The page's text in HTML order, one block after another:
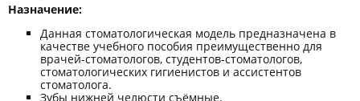
Назначение:
Данная стоматологическая модель предназначена в
качестве учебного пособия преимущественно для
врачей-стоматологов, студентов-стоматологов,
стоматологических гигиенистов и ассистентов
стоматолога.
Зубы нижней челюсти съёмные.